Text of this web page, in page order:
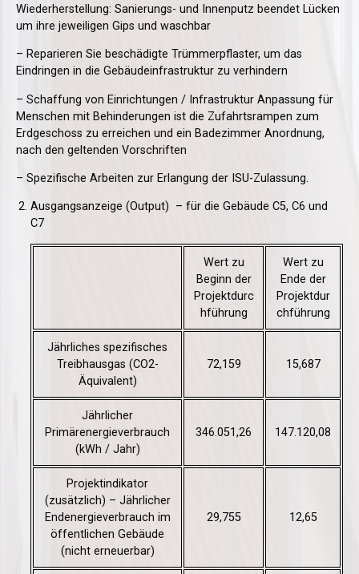
Wiederherstellung: Sanierungs- und Innenputz beendet Lücken
um ihre jeweiligen Gips und waschbar
– Reparieren Sie beschädigte Trümmerpflaster, um das
Eindringen in die Gebäudeinfrastruktur zu verhindern
– Schaffung von Einrichtungen / Infrastruktur Anpassung für
Menschen mit Behinderungen ist die Zufahrtsrampen zum
Erdgeschoss zu erreichen und ein Badezimmer Anordnung,
nach den geltenden Vorschriften
– Spezifische Arbeiten zur Erlangung der ISU-Zulassung.
Ausgangsanzeige (Output) – für die Gebäude C5, C6 und
C7
Wert zu
Beginn der
Projektdurc
hführung
Wert zu
Ende der
Projektdur
chführung
Jährliches spezifisches
Treibhausgas (CO2-
Äquivalent)
72,159 15,687
Jährlicher
Primärenergieverbrauch
(kWh / Jahr)
346.051,26 147.120,08
Projektindikator
(zusätzlich) – Jährlicher
Endenergieverbrauch im
öffentlichen Gebäude
(nicht erneuerbar)
29,755 12,65